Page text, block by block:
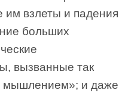
взлеты и падения
больших
вызванные так
мышлением»; и даже